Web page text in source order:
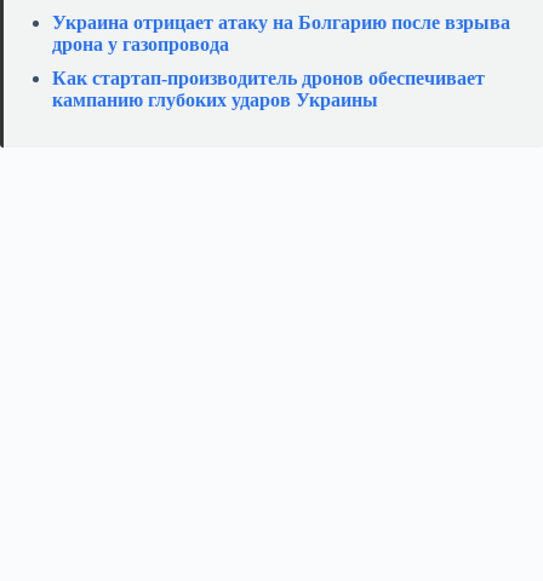
Украина отрицает атаку на Болгарию после взрыва
дрона у газопровода
Как стартап‑производитель дронов обеспечивает
кампанию глубоких ударов Украины